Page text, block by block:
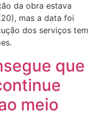
da obra estava
mas a data foi
dos serviços tem
que
meio